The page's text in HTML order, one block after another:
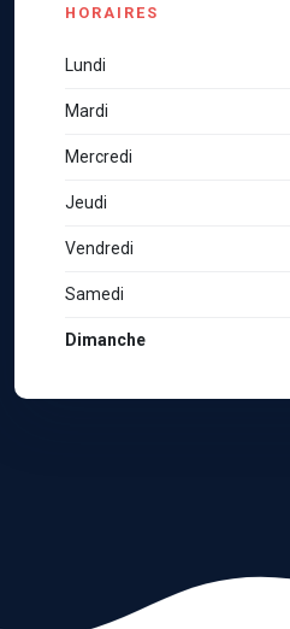
HORAIRES
Lundi
Mardi
Mercredi
Jeudi
Vendredi
Samedi
Dimanche